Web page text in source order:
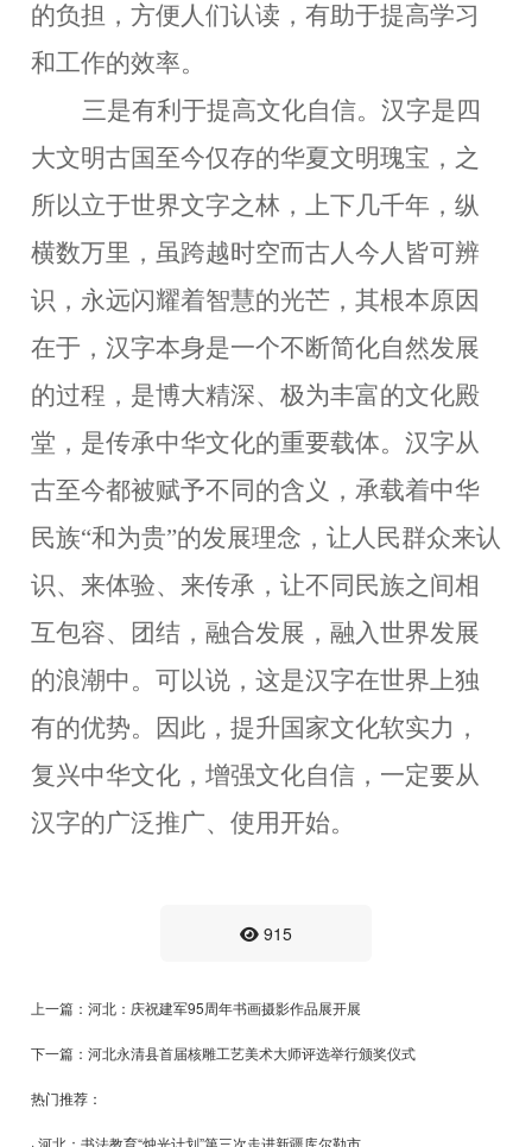
的负担，方便人们认读，有助于提高学习
和工作的效率。
三是有利于提高文化自信。 汉字是四
大文明古国至今仅存的华夏文明瑰宝，之
所以立于世界文字之林，上下几千年，纵
横数万里，虽跨越时空而古人今人皆可辨
识，永远闪耀着智慧的光芒，其根本原因
在于，汉字本身是一个不断简化自然发展
的过程，是博大精深、极为丰富的文化殿
堂，是传承中华文化的重要载体。汉字从
古至今都被赋予不同的含义，承载着中华
民族“和为贵”的发展理念，让人民群众来认
识、来体验、来传承，让不同民族之间相
互包容、团结，融合发展，融入世界发展
的浪潮中。可以说，这是汉字在世界上独
有的优势。因此，提升国家文化软实力，
复兴中华文化，增强文化自信，一定要从
汉字的广泛推广、使用开始。
915
上一篇：河北：庆祝建军95周年书画摄影作品展开展
下一篇：河北永清县首届核雕工艺美术大师评选举行颁奖仪式
热门推荐：
· 河北：书法教育“烛光计划”第三次走进新疆库尔勒市